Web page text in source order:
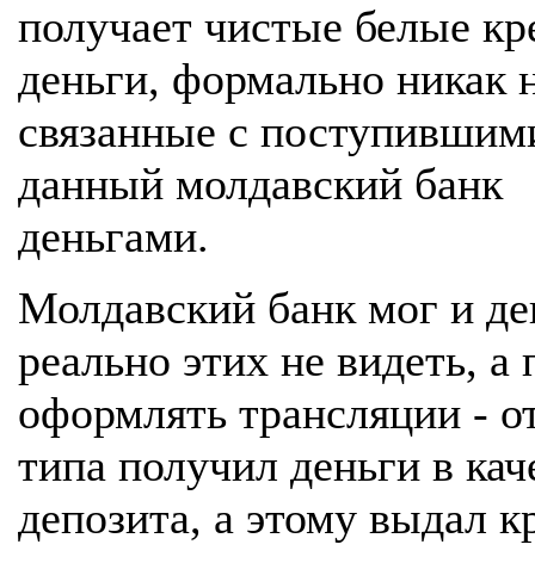
получает чистые белые
деньги, формально никак
связанные с
данный молдавский банк
деньгами.
Молдавский банк мог и
реально этих не видеть, а
оформлять трансляции -
типа получил деньги в
депозита, а этому выдал